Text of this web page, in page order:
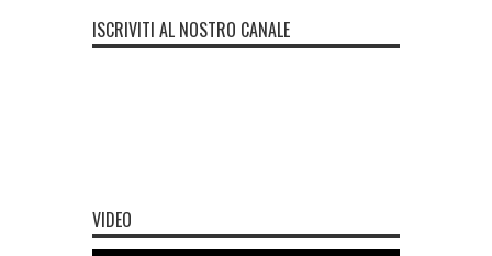
ISCRIVITI AL NOSTRO CANALE
VIDEO